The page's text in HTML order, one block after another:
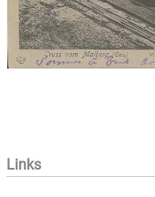
Links